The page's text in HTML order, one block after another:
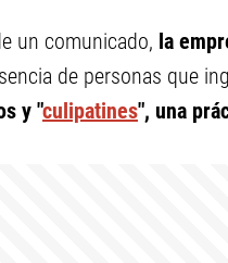
un comunicado, la
de personas que
y "culipatines", una